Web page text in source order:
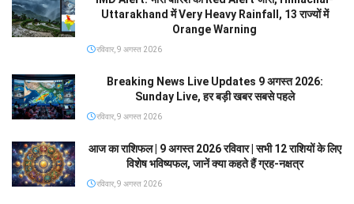
Uttarakhand में Very Heavy Rainfall, 13 राज्यों में
Orange Warning
रविवार, 9 अगस्त 2026
Breaking News Live Updates 9 अगस्त 2026:
Sunday Live, हर बड़ी खबर सबसे पहले
रविवार, 9 अगस्त 2026
आज का राशिफल | 9 अगस्त 2026 रविवार | सभी 12 राशियों के लिए
विशेष भविष्यफल, जानें क्या कहते हैं ग्रह-नक्षत्र
रविवार, 9 अगस्त 2026